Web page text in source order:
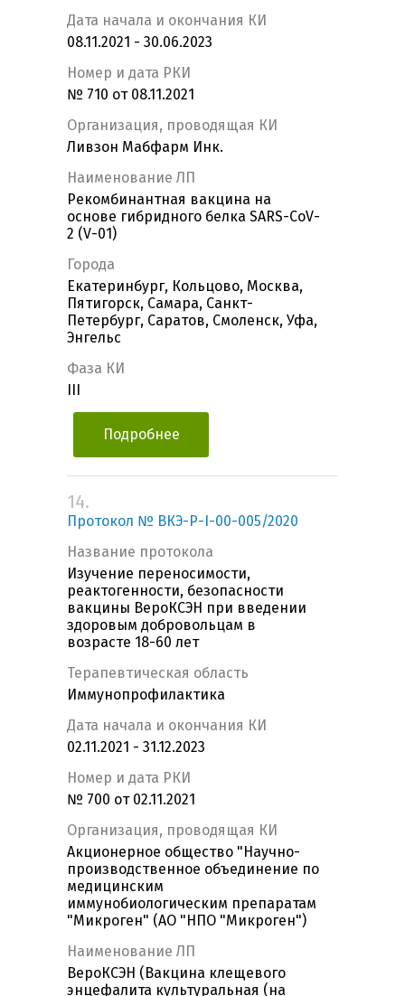
Дата начала и окончания КИ
08.11.2021 - 30.06.2023
Номер и дата РКИ
№ 710 от 08.11.2021
Организация, проводящая КИ
Ливзон Мабфарм Инк.
Наименование ЛП
Рекомбинантная вакцина на
основе гибридного белка SARS-CoV-
2 (V-01)
Города
Екатеринбург, Кольцово, Москва,
Пятигорск, Самара, Санкт-
Петербург, Саратов, Смоленск, Уфа,
Энгельс
Фаза КИ
Подробнее
14.
Протокол № ВКЭ-Р-I-00-005/2020
Название протокола
Изучение переносимости,
реактогенности, безопасности
вакцины ВероКСЭН при введении
здоровым добровольцам в
возрасте 18-60 лет
Терапевтическая область
Иммунопрофилактика
Дата начала и окончания КИ
02.11.2021 - 31.12.2023
Номер и дата РКИ
№ 700 от 02.11.2021
Организация, проводящая КИ
Акционерное общество "Научно-
производственное объединение по
медицинским
иммунобиологическим препаратам
"Микроген" (АО "НПО "Микроген")
Наименование ЛП
ВероКСЭН (Вакцина клещевого
энцефалита культуральная (на